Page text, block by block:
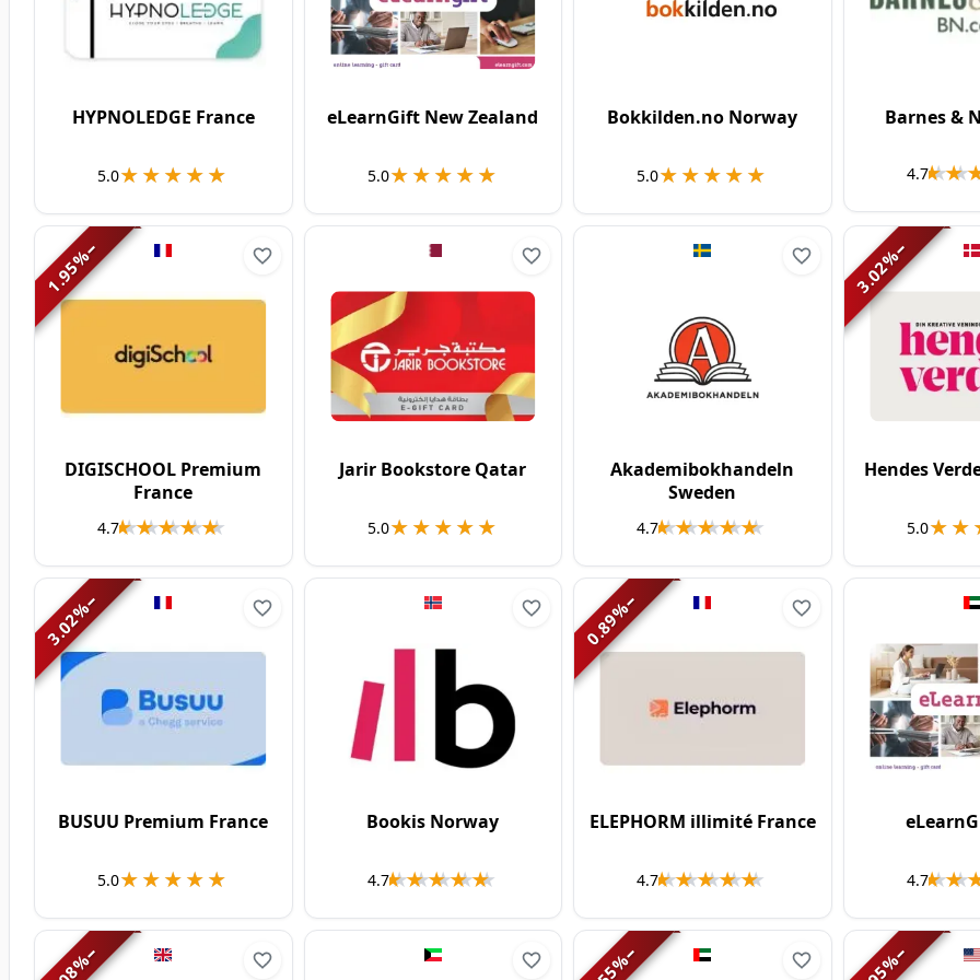
Barnes &
4.7
Bokkilden.no Norway
★★★★★
★★★★★
5.0
eLearnGift New Zealand
★★★★★
★★★★★
5.0
HYPNOLEDGE France
★★★★★
★★★★★
5.0
−
3.02%
Hendes
5.0
Akademibokhandeln
Sweden
★★★★★
★★★★★
4.7
Jarir Bookstore Qatar
★★★★★
★★★★★
5.0
−
1.95%
DIGISCHOOL Premium
France
★★★★★
★★★★★
4.7
4.7
−
0.89%
ELEPHORM illimité France
★★★★★
★★★★★
4.7
Bookis Norway
★★★★★
★★★★★
4.7
−
3.02%
BUSUU Premium France
★★★★★
★★★★★
5.0
−
%
−
%
−
%